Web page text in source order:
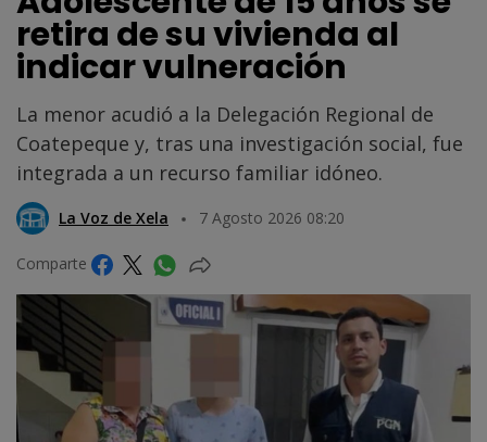
retira de su vivienda al
indicar vulneración
La menor acudió a la Delegación Regional de
Coatepeque y, tras una investigación social, fue
integrada a un recurso familiar idóneo.
La Voz de Xela 7 Agosto 2026 08:20
Comparte